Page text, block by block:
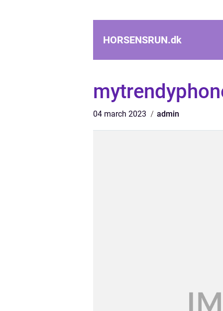
HORSENSRUN.dk
04 march 2023 admin